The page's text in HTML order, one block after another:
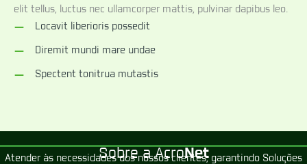
elit tellus, luctus nec ullamcorper mattis, pulvinar dapibus leo.
Locavit liberioris possedit
Diremit mundi mare undae
Spectent tonitrua mutastis
Sobre a AcroNet
Atender às necessidades dos nossos clientes, garantindo Soluções